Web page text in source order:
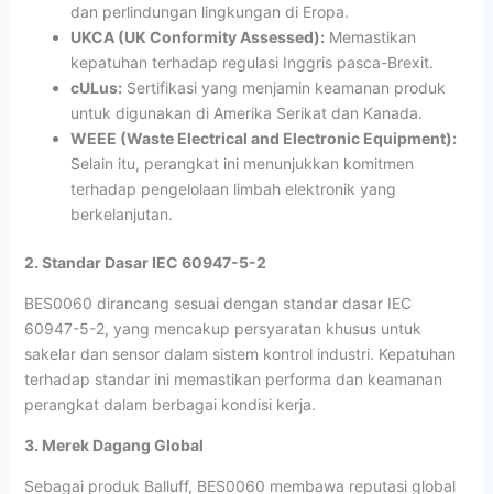
dan perlindungan lingkungan di Eropa.
UKCA (UK Conformity Assessed): Memastikan
kepatuhan terhadap regulasi Inggris pasca-Brexit.
cULus: Sertifikasi yang menjamin keamanan produk
untuk digunakan di Amerika Serikat dan Kanada.
WEEE (Waste Electrical and Electronic Equipment):
Selain itu, perangkat ini menunjukkan komitmen
terhadap pengelolaan limbah elektronik yang
berkelanjutan.
2. Standar Dasar IEC 60947-5-2
BES0060 dirancang sesuai dengan standar dasar IEC
60947-5-2, yang mencakup persyaratan khusus untuk
sakelar dan sensor dalam sistem kontrol industri. Kepatuhan
terhadap standar ini memastikan performa dan keamanan
perangkat dalam berbagai kondisi kerja.
3. Merek Dagang Global
Sebagai produk Balluff, BES0060 membawa reputasi global